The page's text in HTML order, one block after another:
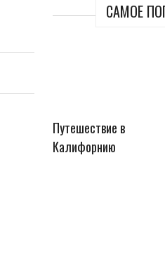
САМОЕ
Путешествие в
Калифорнию